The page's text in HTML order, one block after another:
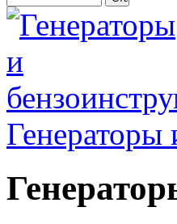
Генераторы